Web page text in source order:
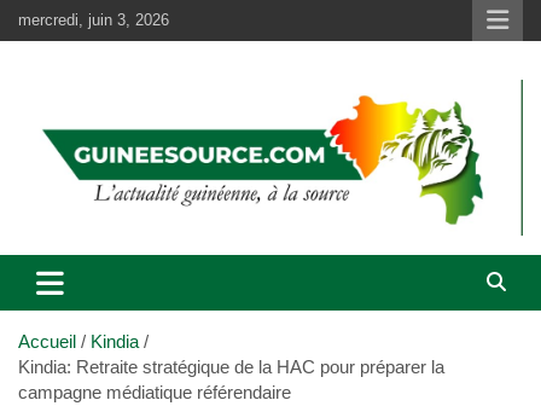
au
mercredi, juin 3, 2026
Accueil
Kindia
Kindia: Retraite stratégique de la HAC pour préparer la
campagne médiatique référendaire